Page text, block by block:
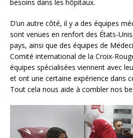
besoins dans les hôpitaux.
D’un autre côté, il y a des équipes
sont venues en renfort des États-
pays, ainsi que des équipes de
Comité international de la Croix-
équipes spécialisées viennent avec
et ont une certaine expérience dans
Tout cela nous aide à combler nos